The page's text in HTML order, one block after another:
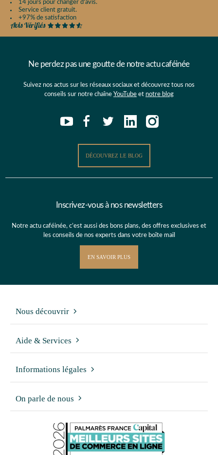
14 jours pour changer d'avis.
Service client gratuit.
+97% de satisfaction
Ne perdez pas une goutte de notre actu caféinée
Suivez nos actus sur les réseaux sociaux et découvrez tous nos
conseils sur notre chaîne YouTube et notre blog
DÉCOUVREZ LE BLOG
Inscrivez-vous à nos newsletters
Notre actu caféinée, c’est aussi des bons plans, des offres exclusives et
les conseils de nos experts dans votre boîte mail
EN SAVOIR PLUS
Nous découvrir
Aide & Services
Informations légales
On parle de nous